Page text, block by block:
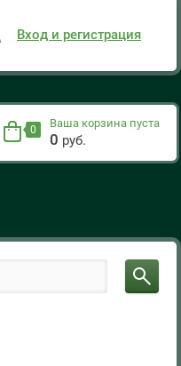
Вход и регистрация
0 Ваша корзина пуста
0 руб.